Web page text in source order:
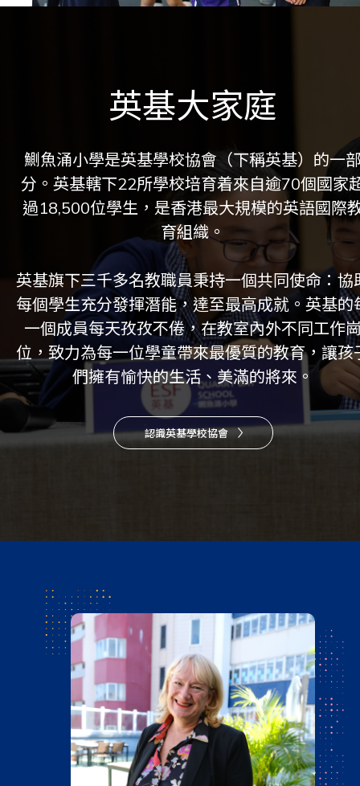
英基大家庭
鰂魚涌小學是英基學校協會（下稱英基）的一
分。英基轄下22所學校培育着來自逾70個國家
過18,500位學生，是香港最大規模的英語國際
育組織。
英基旗下三千多名教職員秉持一個共同使命：協
每個學生充分發揮潛能，達至最高成就。英基的
一個成員每天孜孜不倦，在教室內外不同工作
位，致力為每一位學童帶來最優質的教育，讓孩
們擁有愉快的生活、美滿的將來。
認識英基學校協會